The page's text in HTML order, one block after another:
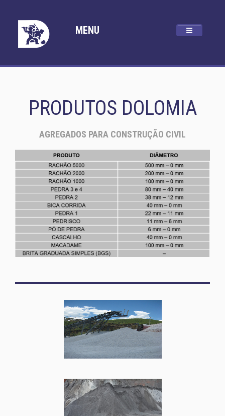
MENU
PRODUTOS DOLOMIA
AGREGADOS PARA CONSTRUÇÃO CIVIL